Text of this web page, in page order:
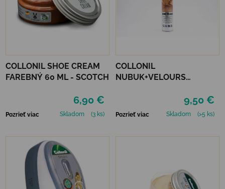
COLLONIL SHOE CREAM
FAREBNÝ 60 ML - SCOTCH
6,90 €
Pozrieť viac Skladom (3 ks)
COLLONIL
NUBUK+VELOURS
9,50 €
Pozrieť viac Skladom (>5 ks)